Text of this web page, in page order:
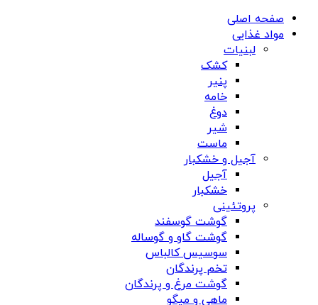
صفحه اصلی
مواد غذایی
لبنیات
کشک
پنیر
خامه
دوغ
شیر
ماست
آجیل و خشکبار
آجیل
خشکبار
پروتئینی
گوشت گوسفند
گوشت گاو و گوساله
سوسیس کالباس
تخم پرندگان
گوشت مرغ و پرندگان
ماهی و میگو